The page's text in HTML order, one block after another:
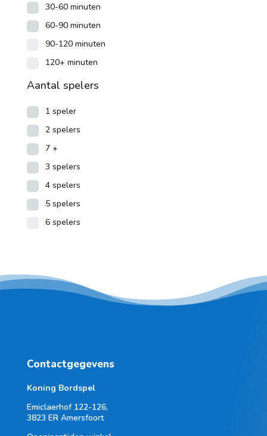
30-60 minuten
60-90 minuten
90-120 minuten
120+ minuten
Aantal spelers
1 speler
2 spelers
7 +
3 spelers
4 spelers
5 spelers
6 spelers
Contactgegevens
Koning Bordspel
Emiclaerhof 122-126,
3823 ER Amersfoort